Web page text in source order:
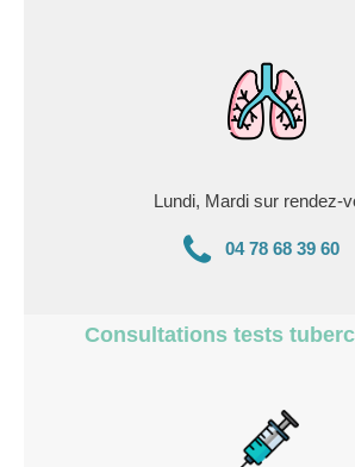
Lundi, Mardi sur rendez-
04 78 68 39 60
Consultations tests